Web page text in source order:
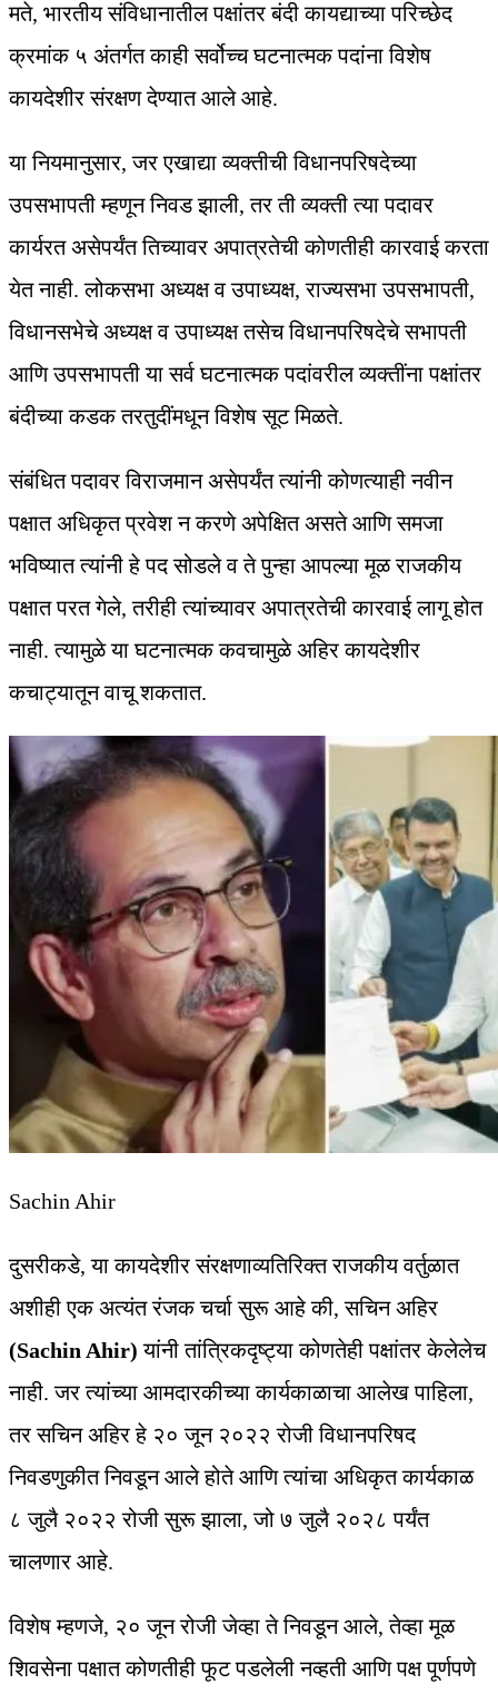
मते, भारतीय संविधानातील पक्षांतर बंदी कायद्याच्या परिच्छेद
क्रमांक ५ अंतर्गत काही सर्वोच्च घटनात्मक पदांना विशेष
कायदेशीर संरक्षण देण्यात आले आहे.
या नियमानुसार, जर एखाद्या व्यक्तीची विधानपरिषदेच्या
उपसभापती म्हणून निवड झाली, तर ती व्यक्ती त्या पदावर
कार्यरत असेपर्यंत तिच्यावर अपात्रतेची कोणतीही कारवाई करता
येत नाही. लोकसभा अध्यक्ष व उपाध्यक्ष, राज्यसभा उपसभापती,
विधानसभेचे अध्यक्ष व उपाध्यक्ष तसेच विधानपरिषदेचे सभापती
आणि उपसभापती या सर्व घटनात्मक पदांवरील व्यक्तींना पक्षांतर
बंदीच्या कडक तरतुदींमधून विशेष सूट मिळते.
संबंधित पदावर विराजमान असेपर्यंत त्यांनी कोणत्याही नवीन
पक्षात अधिकृत प्रवेश न करणे अपेक्षित असते आणि समजा
भविष्यात त्यांनी हे पद सोडले व ते पुन्हा आपल्या मूळ राजकीय
पक्षात परत गेले, तरीही त्यांच्यावर अपात्रतेची कारवाई लागू होत
नाही. त्यामुळे या घटनात्मक कवचामुळे अहिर कायदेशीर
कचाट्यातून वाचू शकतात.
Sachin Ahir
दुसरीकडे, या कायदेशीर संरक्षणाव्यतिरिक्त राजकीय वर्तुळात
अशीही एक अत्यंत रंजक चर्चा सुरू आहे की, सचिन अहिर
(Sachin Ahir)यांनी तांत्रिकदृष्ट्या कोणतेही पक्षांतर केलेलेच
नाही. जर त्यांच्या आमदारकीच्या कार्यकाळाचा आलेख पाहिला,
तर सचिन अहिर हे २० जून २०२२ रोजी विधानपरिषद
निवडणुकीत निवडून आले होते आणि त्यांचा अधिकृत कार्यकाळ
८ जुलै २०२२ रोजी सुरू झाला, जो ७ जुलै २०२८ पर्यंत
चालणार आहे.
विशेष म्हणजे, २० जून रोजी जेव्हा ते निवडून आले, तेव्हा मूळ
शिवसेना पक्षात कोणतीही फूट पडलेली नव्हती आणि पक्ष पूर्णपणे